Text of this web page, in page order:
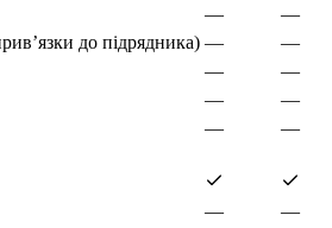
—
—
до підрядника) —
—
—
—
—
—
—
—
— —